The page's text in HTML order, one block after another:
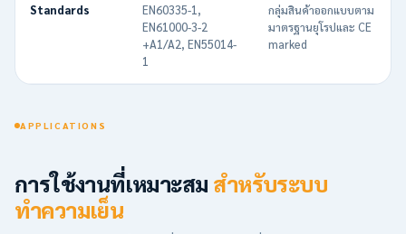
Standards
EN60335-1,
EN61000-3-2
+A1/A2, EN55014-
1
กลุ่มสินค้าออกแบบตาม
มาตรฐานยุโรปและ CE
marked
APPLICATIONS
การใช้งานที่เหมาะสม สำหรับระบบ
ทำความเย็น